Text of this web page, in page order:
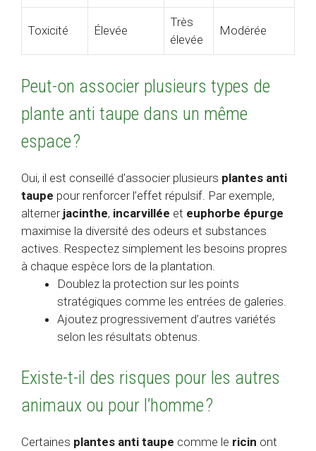
Toxicité Élevée
Très
élevée
Modérée
Peut-on associer plusieurs types de
plante anti taupe dans un même
espace ?
Oui, il est conseillé d’associer plusieurs plantes anti
taupe pour renforcer l’effet répulsif. Par exemple,
alterner jacinthe, incarvillée et euphorbe épurge
maximise la diversité des odeurs et substances
actives. Respectez simplement les besoins propres
à chaque espèce lors de la plantation.
Doublez la protection sur les points
stratégiques comme les entrées de galeries.
Ajoutez progressivement d’autres variétés
selon les résultats obtenus.
Existe-t-il des risques pour les autres
animaux ou pour l’homme ?
Certaines plantes anti taupe comme le ricin ont